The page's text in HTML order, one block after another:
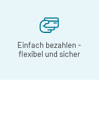
Einfach bezahlen -
flexibel und sicher